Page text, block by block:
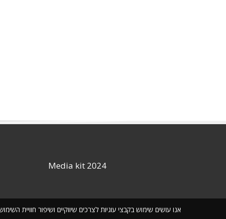
אנו עושים שימוש בקבצי עוגיות לצרכים שיווקיים ושיפור חוויית
Media kit 2024